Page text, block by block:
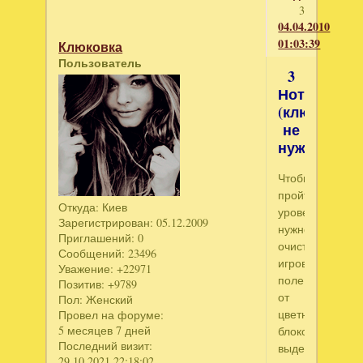
3
04.04.2010
01:03:39
Клюковка
Пользователь
Откуда: Киев
Зарегистрирован: 05.12.2009
Приглашений: 0
Сообщений: 23496
Уважение: +22971
Позитив: +9789
Пол: Женский
Провел на форуме:
5 месяцев 7 дней
Последний визит:
3
Нотки
(ключ
не
нужен)
Чтобы
пройти
уровень,
нужно
очистить
игровое
поле
от
цветных
блоков,
выделяя